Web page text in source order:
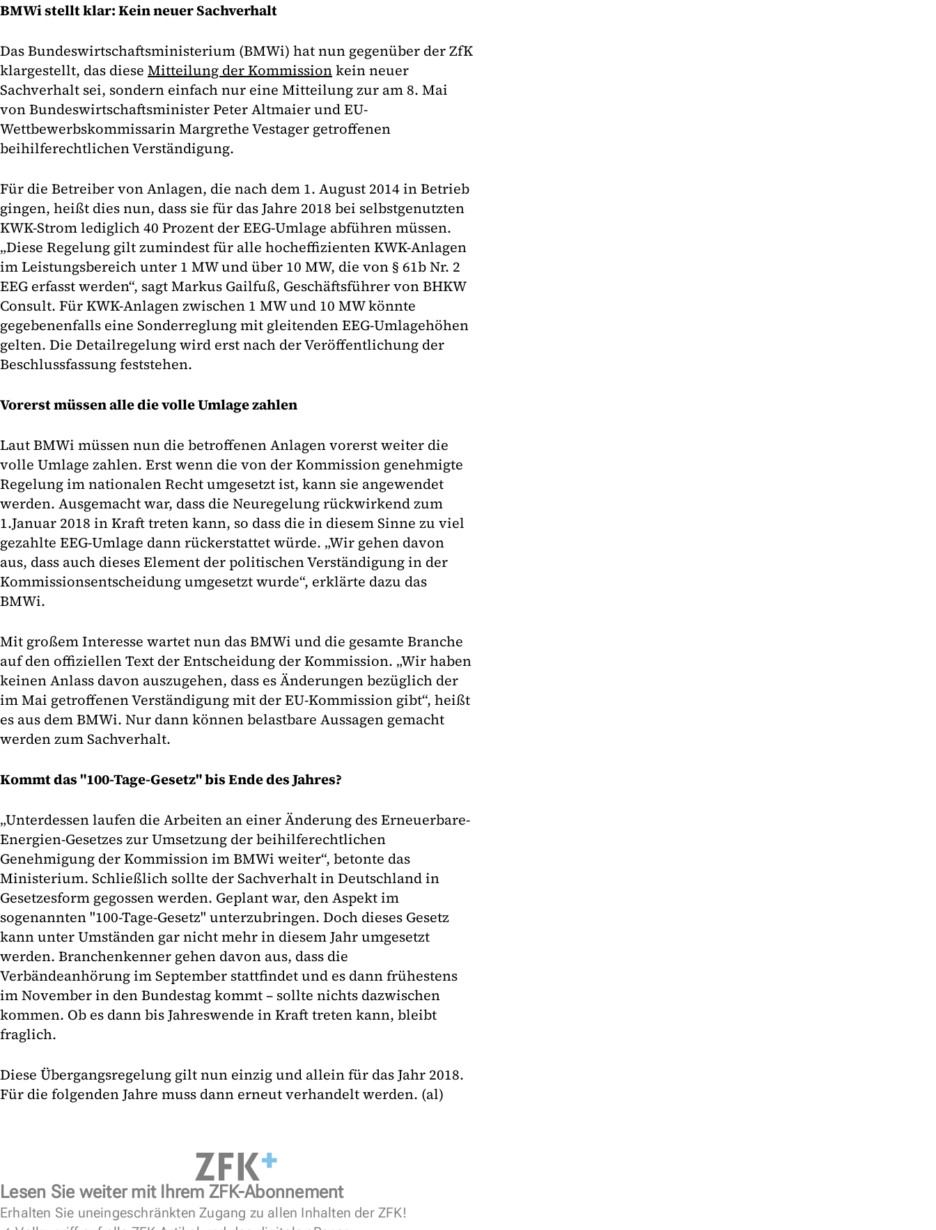
BMWi stellt klar: Kein neuer Sachverhalt
Das Bundeswirtschaftsministerium (BMWi) hat nun gegenüber der ZfK
klargestellt, das diese Mitteilung der Kommissionkein neuer
Sachverhalt sei, sondern einfach nur eine Mitteilung zur am 8. Mai
von Bundeswirtschaftsminister Peter Altmaier und EU-
Wettbewerbskommissarin Margrethe Vestager getroffenen
beihilferechtlichen Verständigung.
Für die Betreiber von Anlagen, die nach dem 1. August 2014 in Betrieb
gingen, heißt dies nun, dass sie für das Jahre 2018 bei selbstgenutzten
KWK-Strom lediglich 40 Prozent der EEG-Umlage abführen müssen.
„Diese Regelung gilt zumindest für alle hocheffizienten KWK-Anlagen
im Leistungsbereich unter 1 MW und über 10 MW, die von § 61b Nr. 2
EEG erfasst werden“, sagt Markus Gailfuß, Geschäftsführer von BHKW
Consult. Für KWK-Anlagen zwischen 1 MW und 10 MW könnte
gegebenenfalls eine Sonderreglung mit gleitenden EEG-Umlagehöhen
gelten. Die Detailregelung wird erst nach der Veröffentlichung der
Beschlussfassung feststehen.
Vorerst müssen alle die volle Umlage zahlen
Laut BMWi müssen nun die betroffenen Anlagen vorerst weiter die
volle Umlage zahlen. Erst wenn die von der Kommission genehmigte
Regelung im nationalen Recht umgesetzt ist, kann sie angewendet
werden. Ausgemacht war, dass die Neuregelung rückwirkend zum
1.Januar 2018 in Kraft treten kann, so dass die in diesem Sinne zu viel
gezahlte EEG-Umlage dann rückerstattet würde. „Wir gehen davon
aus, dass auch dieses Element der politischen Verständigung in der
Kommissionsentscheidung umgesetzt wurde“, erklärte dazu das
BMWi.
Mit großem Interesse wartet nun das BMWi und die gesamte Branche
auf den offiziellen Text der Entscheidung der Kommission. „Wir haben
keinen Anlass davon auszugehen, dass es Änderungen bezüglich der
im Mai getroffenen Verständigung mit der EU-Kommission gibt“, heißt
es aus dem BMWi. Nur dann können belastbare Aussagen gemacht
werden zum Sachverhalt.
Kommt das "100-Tage-Gesetz" bis Ende des Jahres?
„Unterdessen laufen die Arbeiten an einer Änderung des Erneuerbare-
Energien-Gesetzes zur Umsetzung der beihilferechtlichen
Genehmigung der Kommission im BMWi weiter“, betonte das
Ministerium. Schließlich sollte der Sachverhalt in Deutschland in
Gesetzesform gegossen werden. Geplant war, den Aspekt im
sogenannten "100-Tage-Gesetz" unterzubringen. Doch dieses Gesetz
kann unter Umständen gar nicht mehr in diesem Jahr umgesetzt
werden. Branchenkenner gehen davon aus, dass die
Verbändeanhörung im September stattfindet und es dann frühestens
im November in den Bundestag kommt – sollte nichts dazwischen
kommen. Ob es dann bis Jahreswende in Kraft treten kann, bleibt
fraglich.
Diese Übergangsregelung gilt nun einzig und allein für das Jahr 2018.
Für die folgenden Jahre muss dann erneut verhandelt werden. (al)
Lesen Sie weiter mit Ihrem ZFK-Abonnement
Erhalten Sie uneingeschränkten Zugang zu allen Inhalten der ZFK!